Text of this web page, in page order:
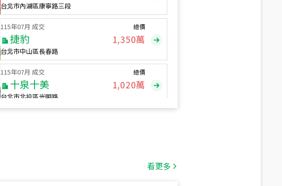
115年07月 成交
捷豹
台北市中山區長春路
總價
1,350萬
115年07月 成交
十泉十美
台北市北投區光明路
總價
1,020萬
115年07月 成交 總價
看更多